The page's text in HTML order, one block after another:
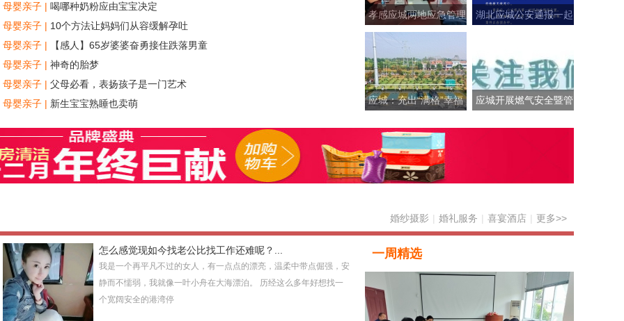
母婴亲子 | 喝哪种奶粉应由宝宝决定
母婴亲子 | 10个方法让妈妈们从容缓解孕吐
母婴亲子 |
【感人】65岁婆婆奋勇接住跌落男童
母婴亲子 | 神奇的胎梦
母婴亲子 | 父母必看，表扬孩子是一门艺术
母婴亲子 | 新生宝宝熟睡也卖萌
孝感应城两地应急管理
部门精准“问诊”促发展
湖北应城公安通报一起
亡，嫌疑人已被控制 ...
应城：充出“满格”幸福
应城开展燃气安全暨管
婚纱摄影 | 婚礼服务 | 喜宴酒店 | 更多>>
怎么感觉现如今找老公比找工作还难呢？...
我是一个再平凡不过的女人，有一点点的漂亮，温柔中带点倔强，安
静而不懦弱，我就像一叶小舟在大海漂泊。 历经这么多年好想找一
个宽阔安全的港湾停
一周精选